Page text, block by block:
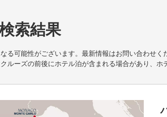
索結果
る可能性がございます。最新情報はお問い合わせく
ルーズの前後にホテル泊が含まれる場合があり、ホ